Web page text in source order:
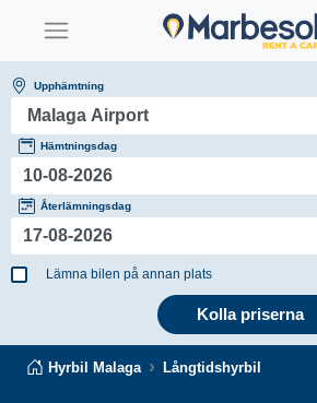
Upphämtning
Hämtningsdag
Återlämningsdag
Lämna bilen på annan plats
Kolla priserna
Hyrbil Malaga Långtidshyrbil